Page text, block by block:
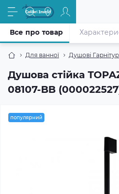
Для ванної Душові
Душова стійка
08107-BB
Все про товар
популярний